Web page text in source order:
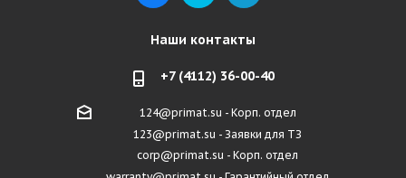
Наши контакты
+7 (4112) 36-00-40
124@primat.su - Корп. отдел
123@primat.su - Заявки для ТЗ
corp@primat.su - Корп. отдел